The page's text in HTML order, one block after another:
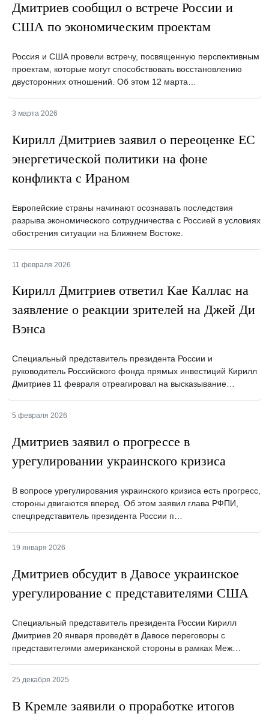
Дмитриев сообщил о встрече России и
США по экономическим проектам
Россия и США провели встречу, посвященную перспективным
проектам, которые могут способствовать восстановлению
двусторонних отношений. Об этом 12 марта…
3 марта 2026
Кирилл Дмитриев заявил о переоценке ЕС
энергетической политики на фоне
конфликта с Ираном
Европейские страны начинают осознавать последствия
разрыва экономического сотрудничества с Россией в условиях
обострения ситуации на Ближнем Востоке.
11 февраля 2026
Кирилл Дмитриев ответил Кае Каллас на
заявление о реакции зрителей на Джей Ди
Вэнса
Специальный представитель президента России и
руководитель Российского фонда прямых инвестиций Кирилл
Дмитриев 11 февраля отреагировал на высказывание…
5 февраля 2026
Дмитриев заявил о прогрессе в
урегулировании украинского кризиса
В вопросе урегулирования украинского кризиса есть прогресс,
стороны двигаются вперед. Об этом заявил глава РФПИ,
спецпредставитель президента России п…
19 января 2026
Дмитриев обсудит в Давосе украинское
урегулирование с представителями США
Специальный представитель президента России Кирилл
Дмитриев 20 января проведёт в Давосе переговоры с
представителями американской стороны в рамках Меж…
25 декабря 2025
В Кремле заявили о проработке итогов